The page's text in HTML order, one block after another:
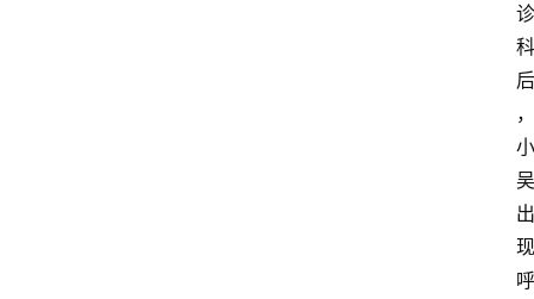
诊
科
后
，
小
吴
出
现
呼